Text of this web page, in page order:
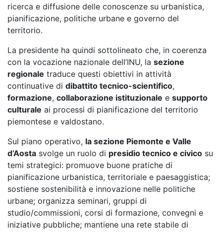
ricerca e diffusione delle conoscenze su urbanistica,
pianificazione, politiche urbane e governo del
territorio.
La presidente ha quindi sottolineato che, in coerenza
con la vocazione nazionale dell’INU, la sezione
regionale traduce questi obiettivi in attività
continuative di dibattito tecnico-scientifico,
formazione, collaborazione istituzionale e supporto
culturale ai processi di pianificazione del territorio
piemontese e valdostano.
Sul piano operativo, la sezione Piemonte e Valle
d’Aosta svolge un ruolo di presidio tecnico e civico su
temi strategici: promuove buone pratiche di
pianificazione urbanistica, territoriale e paesaggistica;
sostiene sostenibilità e innovazione nelle politiche
urbane; organizza seminari, gruppi di
studio/commissioni, corsi di formazione, convegni e
iniziative pubbliche; mantiene una rete stabile di